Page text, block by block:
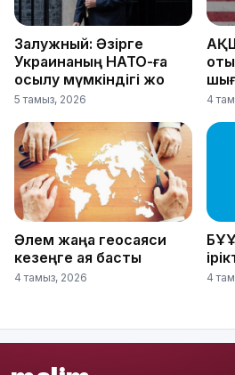
Залужный: Әзірге
Украинаның НАТО-ға
қосылу мүмкіндігі жоқ
5 тамыз, 2026 4
Әлем жаңа геосаяси
кезеңге аяқ басты
4 тамыз, 2026 4